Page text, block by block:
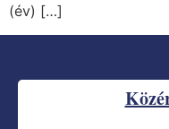
(év) […]